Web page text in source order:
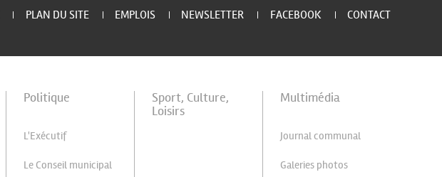
PLAN DU SITE EMPLOIS NEWSLETTER FACEBOOK CONTACT
Politique
L'Exécutif
Le Conseil municipal
Sport, Culture,
Loisirs
Multimédia
Journal communal
Galeries photos